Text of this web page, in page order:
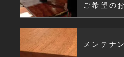
ご希望の
メンテナ